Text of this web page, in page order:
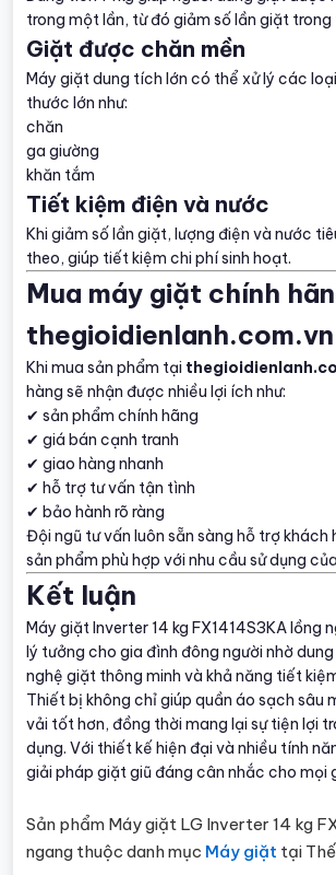
trong một lần, từ đó giảm số lần giặt trong
Giặt được chăn mền
Máy giặt dung tích lớn có thể xử lý các
thước lớn như:
chăn
ga giường
khăn tắm
Tiết kiệm điện và nước
Khi giảm số lần giặt, lượng điện và nước
theo, giúp tiết kiệm chi phí sinh hoạt.
Mua máy giặt chính
thegioidienlanh.com.vn
Khi mua sản phẩm tại
hàng sẽ nhận được nhiều lợi ích như:
✔ sản phẩm chính hãng
✔ giá bán cạnh tranh
✔ giao hàng nhanh
✔ hỗ trợ tư vấn tận tình
✔ bảo hành rõ ràng
Đội ngũ tư vấn luôn sẵn sàng hỗ trợ khách
sản phẩm phù hợp với nhu cầu sử dụng
Kết luận
Máy giặt Inverter 14 kg FX1414S3KA lồng
lý tưởng cho gia đình đông người nhờ
nghệ giặt thông minh và khả năng tiết
Thiết bị không chỉ giúp quần áo sạch sâu
vải tốt hơn, đồng thời mang lại sự tiện lợi
dụng. Với thiết kế hiện đại và nhiều tính
giải pháp giặt giũ đáng cân nhắc cho mọi
Sản phẩm Máy giặt LG Inverter 14 kg
ngang thuộc danh mục Máy giặt tại